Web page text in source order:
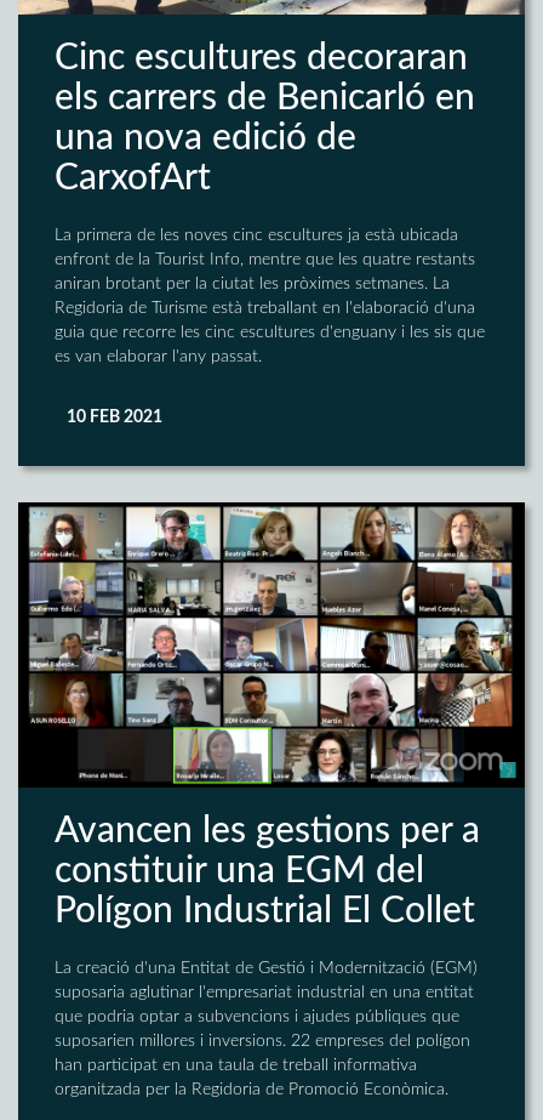
Cinc escultures decoraran
els carrers de Benicarló en
una nova edició de
CarxofArt
La primera de les noves cinc escultures ja està ubicada
enfront de la Tourist Info, mentre que les quatre restants
aniran brotant per la ciutat les pròximes setmanes. La
Regidoria de Turisme està treballant en l'elaboració d'una
guia que recorre les cinc escultures d'enguany i les sis que
es van elaborar l'any passat.
10 FEB 2021
Avancen les gestions per a
constituir una EGM del
Polígon Industrial El Collet
La creació d'una Entitat de Gestió i Modernització (EGM)
suposaria aglutinar l'empresariat industrial en una entitat
que podria optar a subvencions i ajudes públiques que
suposarien millores i inversions. 22 empreses del polígon
han participat en una taula de treball informativa
organitzada per la Regidoria de Promoció Econòmica.